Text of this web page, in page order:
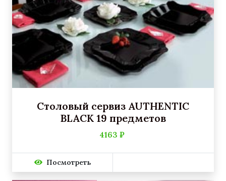
Столовый сервиз AUTHENTIC
BLACK 19 предметов
4163 ₽
Посмотреть